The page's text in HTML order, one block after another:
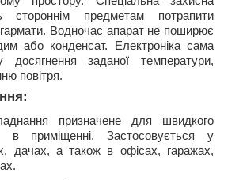
предметам потрапити
Водночас апарат не поширює
або конденсат. Електроніка сама
досягнення заданої температури,
повітря.
призначене для швидкого
в приміщенні. Застосовується у
дачах, а також в офісах, гаражах,